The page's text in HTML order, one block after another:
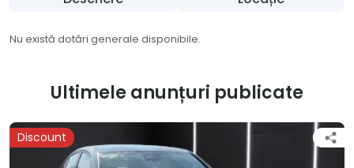
Nu există dotări generale disponibile.
Ultimele anunțuri publicate
Discount